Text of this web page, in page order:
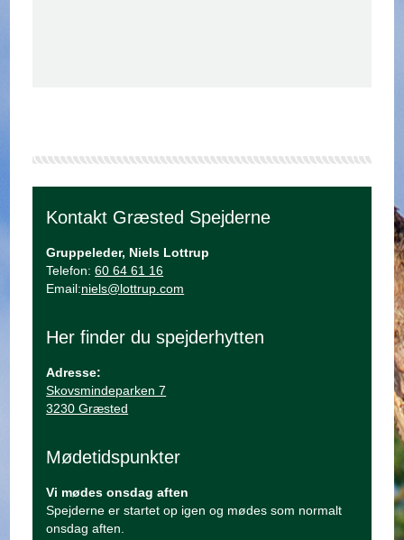
Kontakt Græsted Spejderne
Gruppeleder, Niels Lottrup
Telefon:60 64 61 16
Email:niels@lottrup.com
Her finder du spejderhytten
Adresse:
Skovsmindeparken 7
3230 Græsted
Mødetidspunkter
Vi mødes onsdag aften
Spejderne er startet op igen og mødes som normalt
onsdag aften.